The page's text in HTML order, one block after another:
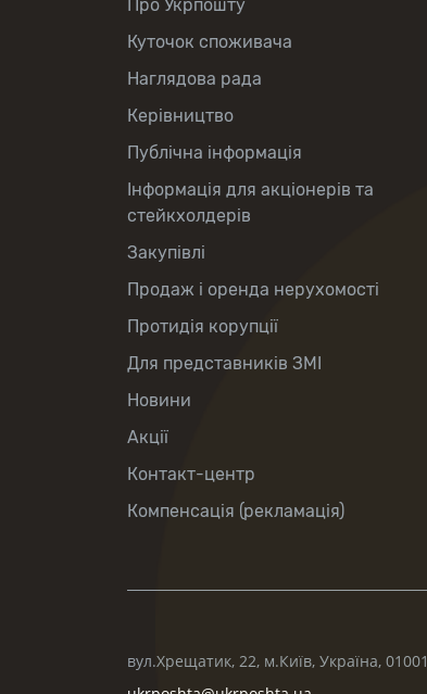
Про Укрпошту
Куточок споживача
Наглядова рада
Керівництво
Публічна інформація
Інформація для акціонерів та
стейкхолдерів
Закупівлі
Продаж і оренда нерухомості
Протидія корупції
Для представників ЗМІ
Новини
Акції
Контакт-центр
Компенсація (рекламація)
вул.Хрещатик, 22, м.Київ, Україна, 01001